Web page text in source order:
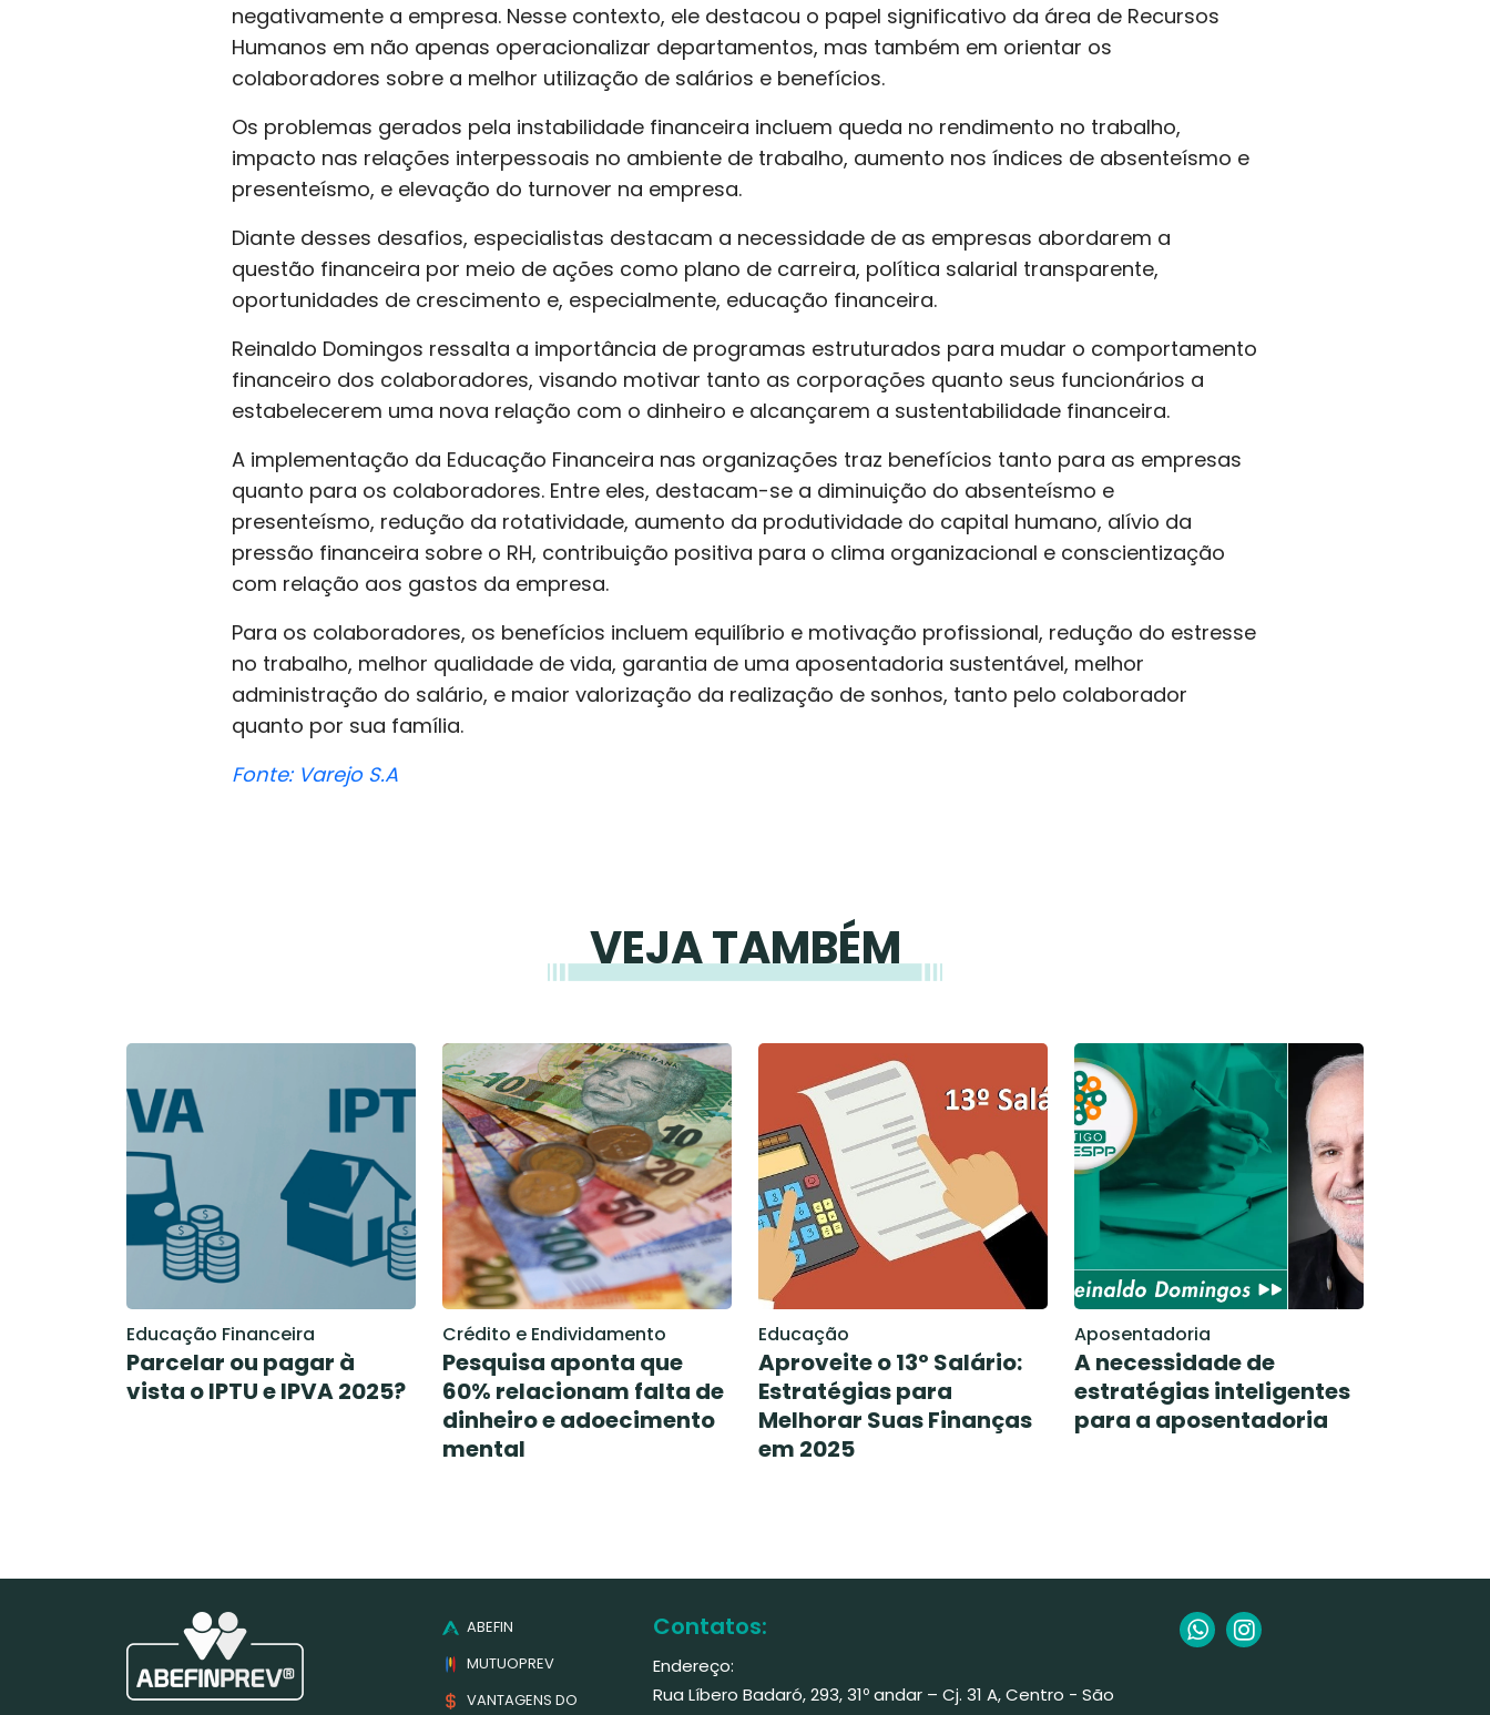
negativamente a empresa. Nesse contexto, ele destacou o papel significativo da área de Recursos
Humanos em não apenas operacionalizar departamentos, mas também em orientar os
colaboradores sobre a melhor utilização de salários e benefícios.
Os problemas gerados pela instabilidade financeira incluem queda no rendimento no trabalho,
impacto nas relações interpessoais no ambiente de trabalho, aumento nos índices de absenteísmo e
presenteísmo, e elevação do turnover na empresa.
Diante desses desafios, especialistas destacam a necessidade de as empresas abordarem a
questão financeira por meio de ações como plano de carreira, política salarial transparente,
oportunidades de crescimento e, especialmente, educação financeira.
Reinaldo Domingos ressalta a importância de programas estruturados para mudar o comportamento
financeiro dos colaboradores, visando motivar tanto as corporações quanto seus funcionários a
estabelecerem uma nova relação com o dinheiro e alcançarem a sustentabilidade financeira.
A implementação da Educação Financeira nas organizações traz benefícios tanto para as empresas
quanto para os colaboradores. Entre eles, destacam-se a diminuição do absenteísmo e
presenteísmo, redução da rotatividade, aumento da produtividade do capital humano, alívio da
pressão financeira sobre o RH, contribuição positiva para o clima organizacional e conscientização
com relação aos gastos da empresa.
Para os colaboradores, os benefícios incluem equilíbrio e motivação profissional, redução do estresse
no trabalho, melhor qualidade de vida, garantia de uma aposentadoria sustentável, melhor
administração do salário, e maior valorização da realização de sonhos, tanto pelo colaborador
quanto por sua família.
Fonte: Varejo S.A
VEJA TAMBÉM
Educação Financeira
Parcelar ou pagar à
vista o IPTU e IPVA 2025?
Crédito e Endividamento
Pesquisa aponta que
60% relacionam falta de
dinheiro e adoecimento
mental
Educação
Aproveite o 13º Salário:
Estratégias para
Melhorar Suas Finanças
em 2025
Aposentadoria
A necessidade de
estratégias inteligentes
para a aposentadoria
ABEFIN
MUTUOPREV
VANTAGENS DO
Contatos:
Endereço:
Rua Líbero Badaró, 293, 31º andar – Cj. 31 A, Centro - São